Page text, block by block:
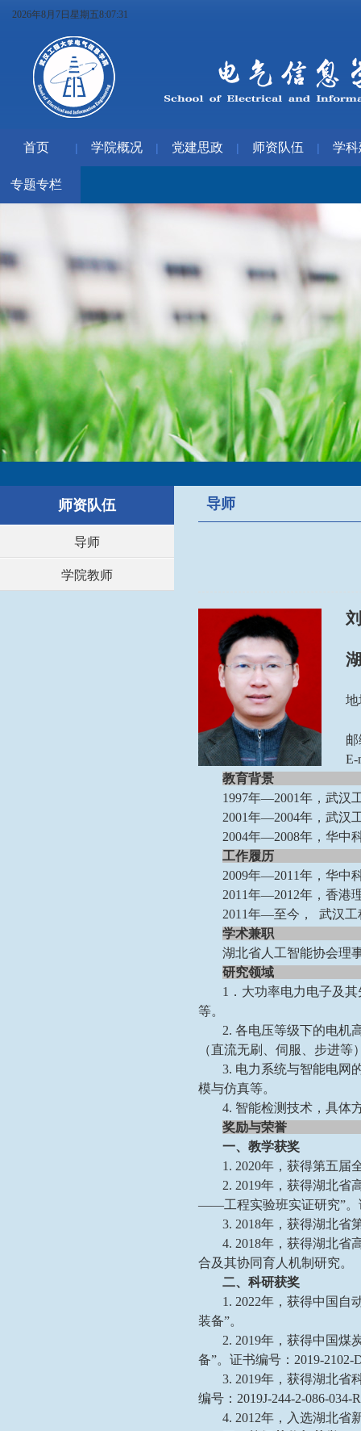
2026年8月7日星期五8:07:31
首页 | 学院概况 | 党建思政 | 师资队伍 | 学
专题专栏
师资队伍
导师
学院教师
导师
地
邮
E-
教育背景
1997年—2001年，武
2001年—2004年，武
2004年—2008年，华中
工作履历
2009年—2011年，华中
2011年—2012年，香
2011年—至今， 武汉
学术兼职
湖北省人工智能协会理
研究领域
1．大功率电力电子及
等。
2. 各电压等级下的电机
（直流无刷、伺服、步进等
3. 电力系统与智能电网
模与仿真等。
4. 智能检测技术，具体
奖励与荣誉
一、教学获奖
1. 2020年，获得第五届
2. 2019年，获得湖北省
——工程实验班实证研究”。
3. 2018年，获得湖北省
4. 2018年，获得湖北省
合及其协同育人机制研究。
二、 科研获奖
1. 2022年，获得中国自
装备”。
2. 2019年，获得中国煤
备”。证书编号：2019-2102-
3. 2019年，获得湖北省
编号：2019J-244-2-086-034-
4. 2012年，入选湖北省